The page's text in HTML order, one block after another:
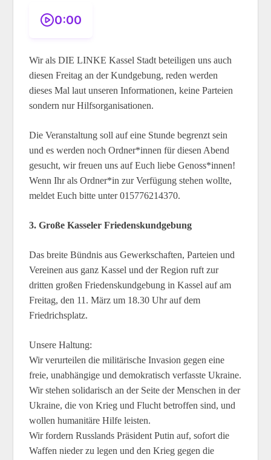
0:00
Wir als DIE LINKE Kassel Stadt beteiligen uns auch
diesen Freitag an der Kundgebung, reden werden
dieses Mal laut unseren Informationen, keine Parteien
sondern nur Hilfsorganisationen.
Die Veranstaltung soll auf eine Stunde begrenzt sein
und es werden noch Ordner*innen für diesen Abend
gesucht, wir freuen uns auf Euch liebe Genoss*innen!
Wenn Ihr als Ordner*in zur Verfügung stehen wollte,
meldet Euch bitte unter 015776214370.
3. Große Kasseler Friedenskundgebung
Das breite Bündnis aus Gewerkschaften, Parteien und
Vereinen aus ganz Kassel und der Region ruft zur
dritten großen Friedenskundgebung in Kassel auf am
Freitag, den 11. März um 18.30 Uhr auf dem
Friedrichsplatz.
Unsere Haltung:
Wir verurteilen die militärische Invasion gegen eine
freie, unabhängige und demokratisch verfasste Ukraine.
Wir stehen solidarisch an der Seite der Menschen in der
Ukraine, die von Krieg und Flucht betroffen sind, und
wollen humanitäre Hilfe leisten.
Wir fordern Russlands Präsident Putin auf, sofort die
Waffen nieder zu legen und den Krieg gegen die